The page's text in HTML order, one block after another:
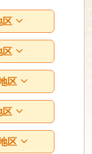
区
区
区
区
区